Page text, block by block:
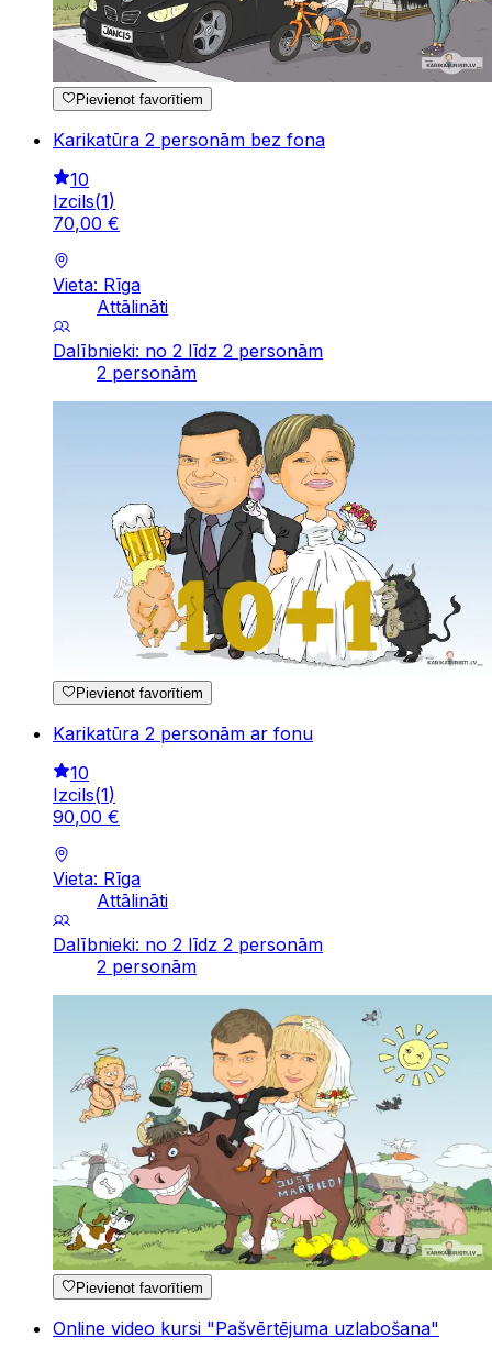
Pievienot favorītiem
Karikatūra 2 personām bez fona
10
Izcils(1)
70,00 €
Vieta: Rīga
Attālināti
Dalībnieki: no 2 līdz 2 personām
2 personām
Pievienot favorītiem
Karikatūra 2 personām ar fonu
10
Izcils(1)
90,00 €
Vieta: Rīga
Attālināti
Dalībnieki: no 2 līdz 2 personām
2 personām
Pievienot favorītiem
Online video kursi "Pašvērtējuma uzlabošana"